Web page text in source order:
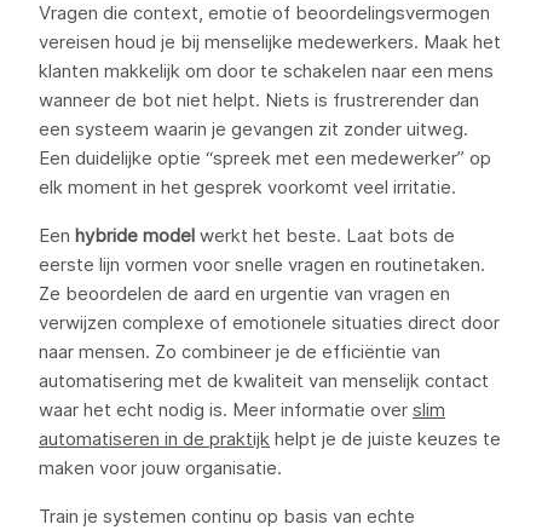
Vragen die context, emotie of beoordelingsvermogen
vereisen houd je bij menselijke medewerkers. Maak het
klanten makkelijk om door te schakelen naar een mens
wanneer de bot niet helpt. Niets is frustrerender dan
een systeem waarin je gevangen zit zonder uitweg.
Een duidelijke optie “spreek met een medewerker” op
elk moment in het gesprek voorkomt veel irritatie.
Een hybride model werkt het beste. Laat bots de
eerste lijn vormen voor snelle vragen en routinetaken.
Ze beoordelen de aard en urgentie van vragen en
verwijzen complexe of emotionele situaties direct door
naar mensen. Zo combineer je de efficiëntie van
automatisering met de kwaliteit van menselijk contact
waar het echt nodig is. Meer informatie over slim
automatiseren in de praktijk helpt je de juiste keuzes te
maken voor jouw organisatie.
Train je systemen continu op basis van echte